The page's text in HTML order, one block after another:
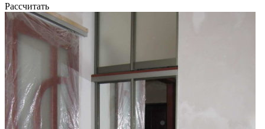
Рассчитать